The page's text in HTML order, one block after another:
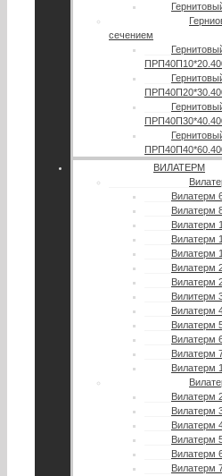
сечением
ВИЛАТЕРМ
Вилатерм
Вилатерм
Вилатерм
Вилатерм
Вилатерм
Вилатерм
Вилатерм
Вилитерм
Вилатерм
Вилатерм
Вилатерм
Вилатерм
Вилатерм
Вилатерм
Вилатерм
Вилатерм
Вилатерм
Вилатерм
Вилатерм